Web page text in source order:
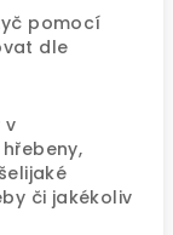
pomocí
dle
v
či jakékoliv